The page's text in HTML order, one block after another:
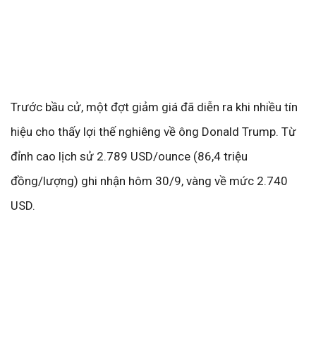
Trước bầu cử, một đợt giảm giá đã diễn ra khi nhiều tín
hiệu cho thấy lợi thế nghiêng về ông Donald Trump. Từ
đỉnh cao lịch sử 2.789 USD/ounce (86,4 triệu
đồng/lượng) ghi nhận hôm 30/9, vàng về mức 2.740
USD.